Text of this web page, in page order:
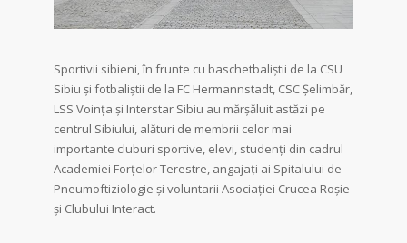
Sportivii sibieni, în frunte cu baschetbaliștii de la CSU
Sibiu și fotbaliștii de la FC Hermannstadt, CSC Șelimbăr,
LSS Voința și Interstar Sibiu au mărșăluit astăzi pe
centrul Sibiului, alături de membrii celor mai
importante cluburi sportive, elevi, studenți din cadrul
Academiei Forțelor Terestre, angajați ai Spitalului de
Pneumoftiziologie și voluntarii Asociației Crucea Roșie
și Clubului Interact.